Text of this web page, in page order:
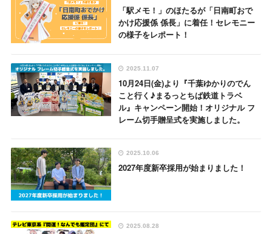
「駅メモ！」のほたるが「日南町おで
かけ応援係 係長」に着任！セレモニー
の様子をレポート！
2025.11.07
10月24日(金)より『千葉ゆかりのでん
こと行く♪まるっとちば鉄道トラベ
ル』キャンペーン開始！オリジナル フ
レーム切手贈呈式を実施しました。
2025.10.06
2027年度新卒採用が始まりました！
2025.08.28